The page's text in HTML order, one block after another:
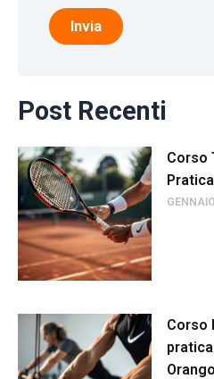
Invia
Post Recenti
Corso
Corso